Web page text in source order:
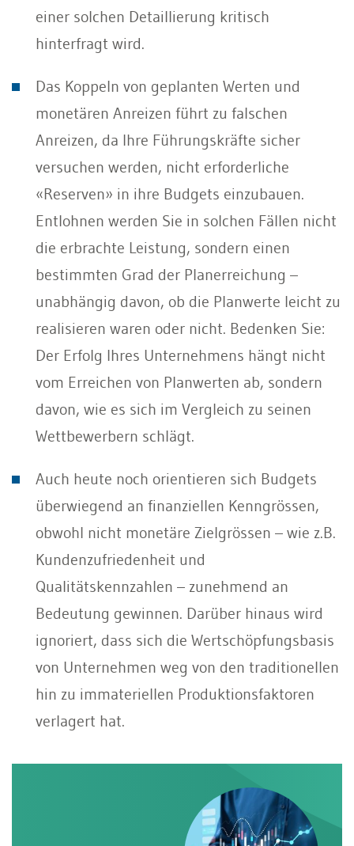
einer solchen Detaillierung kritisch
hinterfragt wird.
Das Koppeln von geplanten Werten und
monetären Anreizen führt zu falschen
Anreizen, da Ihre Führungskräfte sicher
versuchen werden, nicht erforderliche
«Reserven» in ihre Budgets einzubauen.
Entlohnen werden Sie in solchen Fällen nicht
die erbrachte Leistung, sondern einen
bestimmten Grad der Planerreichung –
unabhängig davon, ob die Planwerte leicht zu
realisieren waren oder nicht. Bedenken Sie:
Der Erfolg Ihres Unternehmens hängt nicht
vom Erreichen von Planwerten ab, sondern
davon, wie es sich im Vergleich zu seinen
Wettbewerbern schlägt.
Auch heute noch orientieren sich Budgets
überwiegend an finanziellen Kenngrössen,
obwohl nicht monetäre Zielgrössen – wie z.B.
Kundenzufriedenheit und
Qualitätskennzahlen – zunehmend an
Bedeutung gewinnen. Darüber hinaus wird
ignoriert, dass sich die Wertschöpfungsbasis
von Unternehmen weg von den traditionellen
hin zu immateriellen Produktionsfaktoren
verlagert hat.